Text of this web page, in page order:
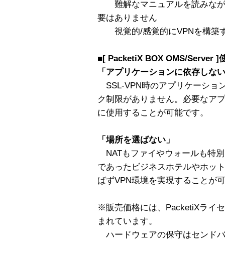
難解なマニュアルを読みなが
要はありません
視覚的/感覚的にVPNを構築
■[ PacketiX BOX OMS/Server ]
「アプリケーションに依存しな
SSL-VPN時のアプリケーショ
ク制限がありません。必要なア
に使用することが可能です。
「場所を選ばない」
NATもファイやウォールも特
であったビジネスホテルやホッ
ばずVPN環境を実現することが
※販売価格には、PacketiXライ
まれています。
ハードウェアの保守はセンド